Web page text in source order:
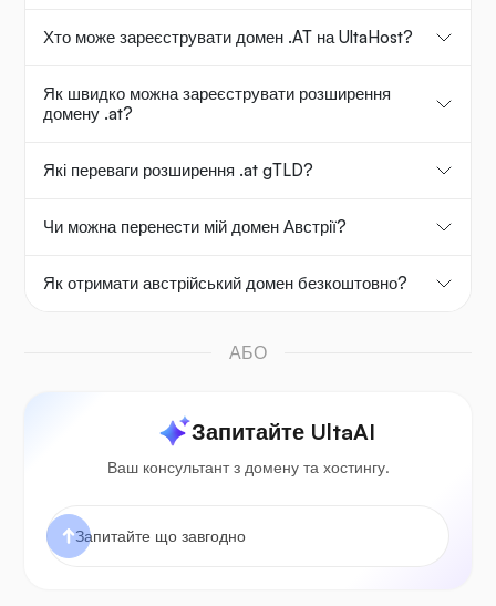
Хто може зареєструвати домен .AT на UltaHost?
Як швидко можна зареєструвати розширення
домену .at?
Які переваги розширення .at gTLD?
Чи можна перенести мій домен Австрії?
Як отримати австрійський домен безкоштовно?
АБО
Запитайте UltaAI
Ваш консультант з домену та хостингу.